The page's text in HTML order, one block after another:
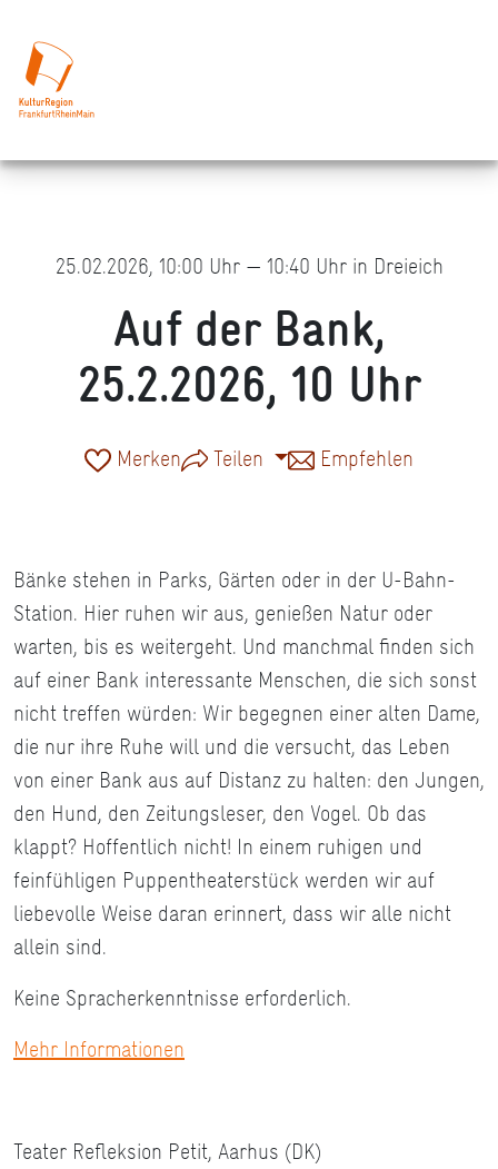
25.02.2026, 10:00 Uhr — 10:40 Uhr in Dreieich
Auf der Bank,
25.2.2026, 10 Uhr
Merken Teilen Empfehlen
Bänke stehen in Parks, Gärten oder in der U-Bahn-
Station. Hier ruhen wir aus, genießen Natur oder
warten, bis es weitergeht. Und manchmal finden sich
auf einer Bank interessante Menschen, die sich sonst
nicht treffen würden: Wir begegnen einer alten Dame,
die nur ihre Ruhe will und die versucht, das Leben
von einer Bank aus auf Distanz zu halten: den Jungen,
den Hund, den Zeitungsleser, den Vogel. Ob das
klappt? Hoffentlich nicht! In einem ruhigen und
feinfühligen Puppentheaterstück werden wir auf
liebevolle Weise daran erinnert, dass wir alle nicht
allein sind.
Keine Spracherkenntnisse erforderlich.
Mehr Informationen
Teater Refleksion Petit, Aarhus (DK)